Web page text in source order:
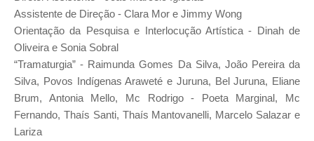
Assistente de Direção - Clara Mor e Jimmy Wong
Orientação da Pesquisa e Interlocução Artística - Dinah de
Oliveira e Sonia Sobral
“Tramaturgia” - Raimunda Gomes Da Silva, João Pereira da
Silva, Povos Indígenas Araweté e Juruna, Bel Juruna, Eliane
Brum, Antonia Mello, Mc Rodrigo - Poeta Marginal, Mc
Fernando, Thaís Santi, Thaís Mantovanelli, Marcelo Salazar e
Lariza